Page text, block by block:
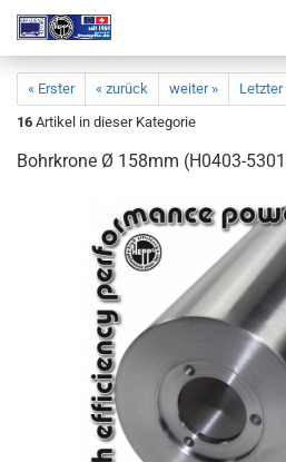
« Erster « zurück weiter »
Letzter
16 Artikel in dieser Kategorie
Bohrkrone Ø 158mm (H0403-